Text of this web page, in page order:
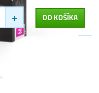
+ DO KOŠÍKA